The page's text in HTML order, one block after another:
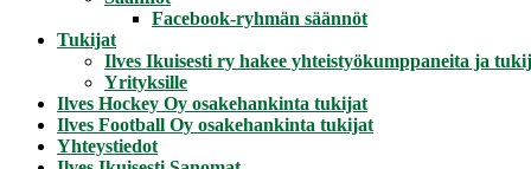
Facebook-ryhmän säännöt
Tukijat
Ilves Ikuisesti ry hakee yhteistyökumppaneita ja
Yrityksille
Ilves Hockey Oy osakehankinta tukijat
Ilves Football Oy osakehankinta tukijat
Yhteystiedot